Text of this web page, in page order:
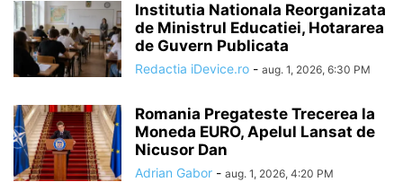
Institutia Nationala Reorganizata
de Ministrul Educatiei, Hotararea
de Guvern Publicata
Redactia iDevice.ro - aug. 1, 2026, 6:30 PM
Romania Pregateste Trecerea la
Moneda EURO, Apelul Lansat de
Nicusor Dan
Adrian Gabor - aug. 1, 2026, 4:20 PM